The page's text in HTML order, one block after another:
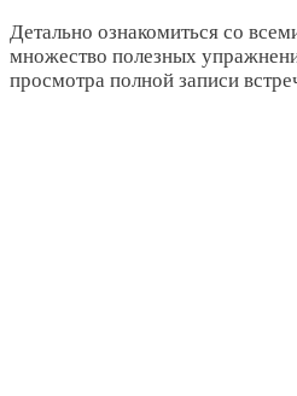
Детально ознакомиться со
множество полезных
просмотра полной записи